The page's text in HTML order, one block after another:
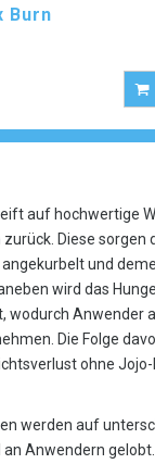
Burn
auf hochwertige
Diese sorgen
und
wird das
wodurch Anwender
Die Folge
ohne
werden auf
Anwendern